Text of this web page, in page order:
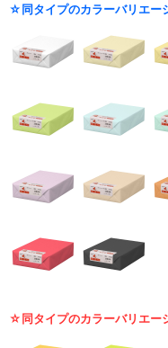
☆同タイプのカラーバリエー
☆同タイプのカラーバリエー